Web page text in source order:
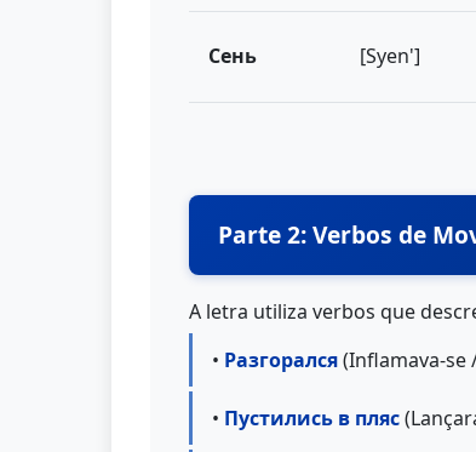
Сень [Syen']
Parte 2: Verbos de
A letra utiliza verbos que
• Разгорался(Inflamava-se
• Пустились в пляс